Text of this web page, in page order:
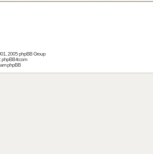
2005 phpBB Group
phpBB-fr.com
phpBB